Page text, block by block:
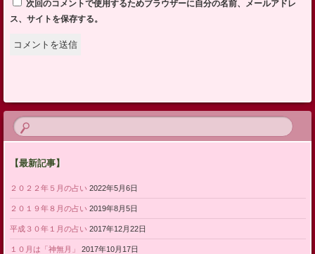
次回のコメントで使用するためブラウザーに自分の名前、メールアドレ
ス、サイトを保存する。
【最新記事】
２０２２年５月の占い 2022年5月6日
２０１９年８月の占い 2019年8月5日
平成３０年１月の占い 2017年12月22日
１０月は「神無月」 2017年10月17日